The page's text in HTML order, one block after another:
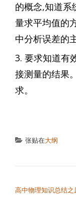
的概念,知道系
量求平均值的
中分析误差的
3. 要求知道有
接测量的结果
求。
张贴在大纲
高中物理知识总结之